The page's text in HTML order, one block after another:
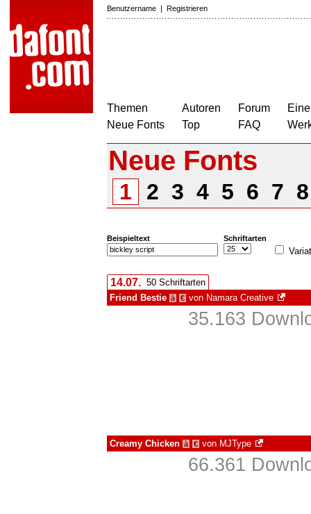
Benutzername | Registrieren
Themen
Neue Fonts
Autoren
Top
Forum
FAQ
Neue Fonts
1 2 3 4 5 6 7
Beispieltext Schriftarten
14.07. 50 Schriftarten
Friend Bestie à € von Namara Creative
35.163
Creamy Chicken à € von MJType
66.361